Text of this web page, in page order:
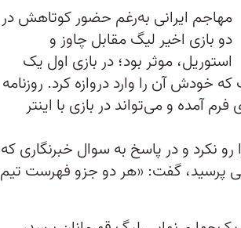
مهاجم ایرانی به‌رغم حضور کوتاهش در
دو بازی اخیر لیگ مقابل چاوز و
استوریل، موثر بود؛ در بازی اول یک
خودش آن را وارد دروازه کرد. روزنامه
آمده و می‌تواند در بازی با اینتر
نکرد و در پاسخ به سوال خبرنگاری که
پرسید، گفت: «هر دو جزو فهرست تیم